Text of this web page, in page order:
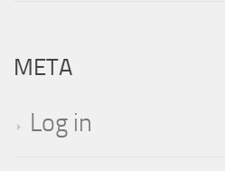
META
Log in